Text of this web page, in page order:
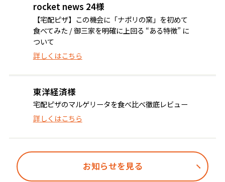
rocket news 24様
【宅配ピザ】この機会に「ナポリの窯」を初めて
食べてみた / 御三家を明確に上回る “ある特徴” に
ついて
詳しくはこちら
東洋経済様
宅配ピザのマルゲリータを食べ比べ徹底レビュー
詳しくはこちら
お知らせを見る